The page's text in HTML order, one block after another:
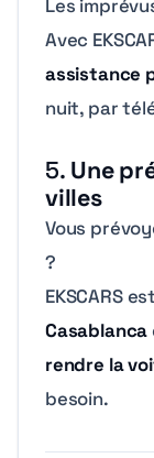
Les
Avec
assistance
nuit, par
5. Une
villes
Vous
?
EKSCARS
Casablanca
rendre la
besoin.